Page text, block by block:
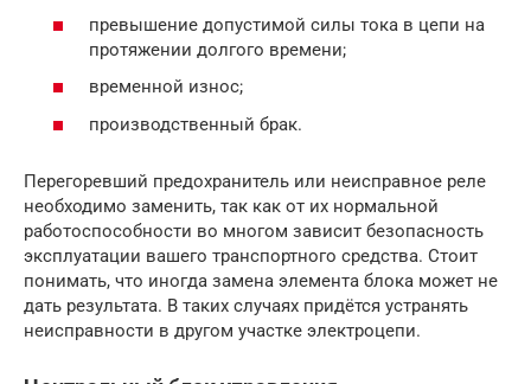
превышение допустимой силы тока в цепи на
протяжении долгого времени;
временной износ;
производственный брак.
Перегоревший предохранитель или неисправное реле
необходимо заменить, так как от их нормальной
работоспособности во многом зависит безопасность
эксплуатации вашего транспортного средства. Стоит
понимать, что иногда замена элемента блока может не
дать результата. В таких случаях придётся устранять
неисправности в другом участке электроцепи.